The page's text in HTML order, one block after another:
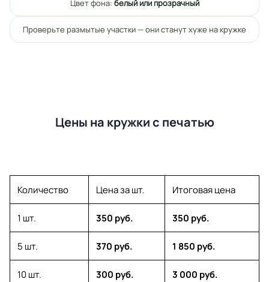
Цвет фона: белый или прозрачный
Проверьте размытые участки — они станут хуже на кружке
Цены на кружки с печатью
Количество Цена за шт. Итоговая цена
1 шт. 350 руб. 350 руб.
5 шт. 370 руб. 1 850 руб.
10 шт. 300 руб. 3 000 руб.